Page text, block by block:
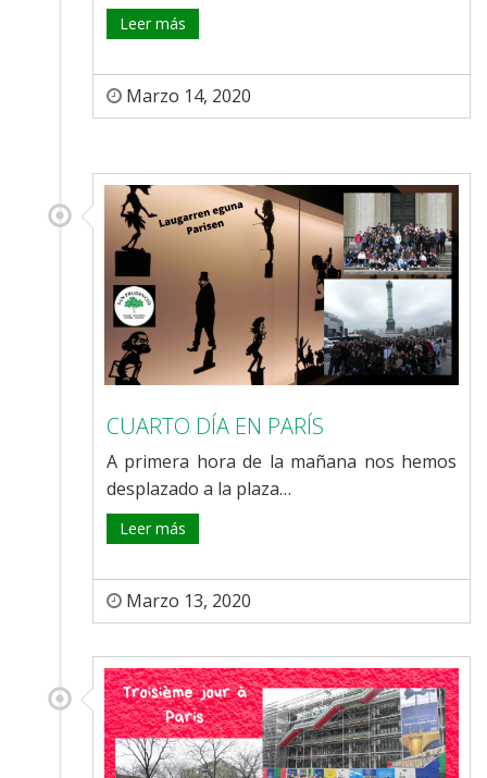
Leer más
Marzo 14, 2020
CUARTO DÍA EN PARÍS
A primera hora de la mañana nos hemos
desplazado a la plaza…
Leer más
Marzo 13, 2020